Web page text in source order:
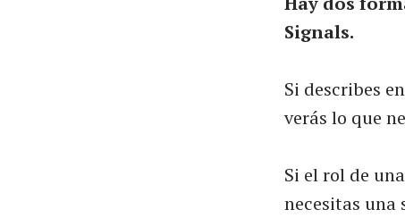
Signals.
Si describes
verás lo que
Si el rol de
necesitas una